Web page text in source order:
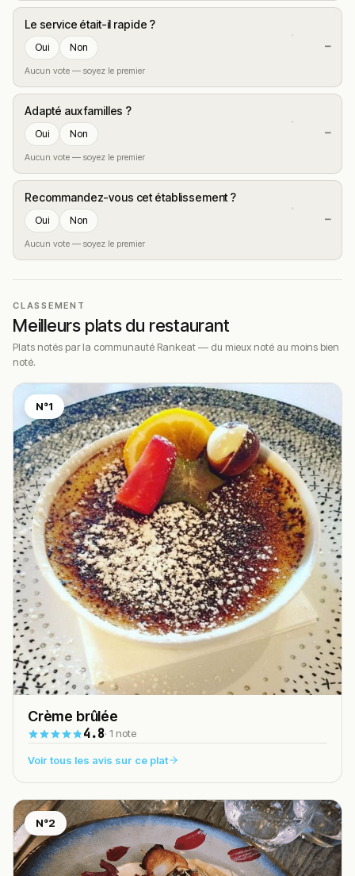
Le service était-il rapide ?
Oui Non
Aucun vote — soyez le premier
—
Adapté aux familles ?
Oui Non
Aucun vote — soyez le premier
—
Recommandez-vous cet établissement ?
Oui Non
Aucun vote — soyez le premier
—
CLASSEMENT
Meilleurs plats du restaurant
Plats notés par la communauté Rankeat — du mieux noté au moins bien
noté.
N°1
Crème brûlée
4.8· 1 note
Voir tous les avis sur ce plat
N°2